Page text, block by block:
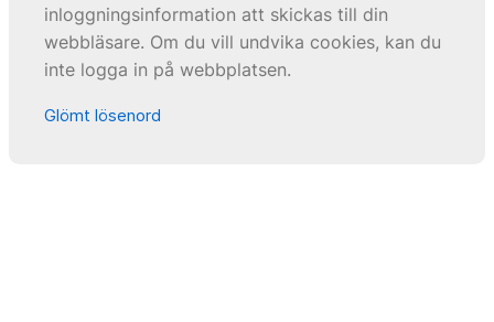
inloggningsinformation att skickas till din
webbläsare. Om du vill undvika cookies, kan du
inte logga in på webbplatsen.
Glömt lösenord